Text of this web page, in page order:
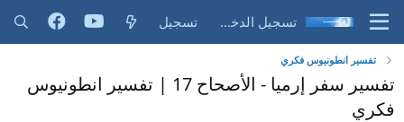
تسجيل الدخول تسجيل
تفسير انطونيوس فكري
تفسير سفر إرميا - الأصحاح 17 | تفسير انطونيوس
فكري